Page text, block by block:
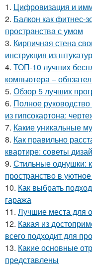
1. Цифровизация и
2. Балкон как фитнес-
пространства с умом
3. Кирпичная стена
инструкция из
4. ТОП-10 лучших
компьютера –
5. Обзор 5 лучших
6. Полное
из гипсокартона:
7. Какие уникальные
8. Как правильно
квартире: советы
9. Стильные однушки:
пространство в
10. Как выбрать
гаража
11. Лучшие места для
12. Какая из
всего подходит для
13. Какие основные
представлены